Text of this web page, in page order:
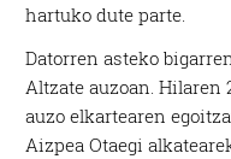
hartuko dute parte.
Datorren asteko
Altzate auzoan. Hilaren
auzo elkartearen
Aizpea Otaegi